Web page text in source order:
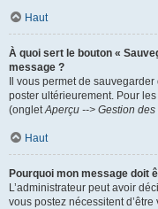
Haut
À quoi sert le bouton «
message ?
Il vous permet de
poster ultérieurement. Pour
(ongletAperçu --> Gestion
Haut
Pourquoi mon message doit
L’administrateur peut avoir
vous postez nécessitent